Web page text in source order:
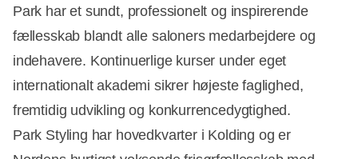
Park har et sundt, professionelt og inspirerende
fællesskab blandt alle saloners medarbejdere og
indehavere. Kontinuerlige kurser under eget
internationalt akademi sikrer højeste faglighed,
fremtidig udvikling og konkurrencedygtighed.
Park Styling har hovedkvarter i Kolding og er